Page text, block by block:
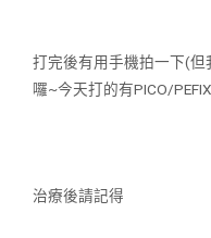
打完後有用手機拍一下(
囉~今天打的有PICO/
治療後請記得